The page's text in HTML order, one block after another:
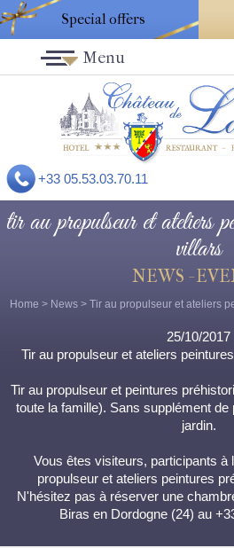
Special offers
+33 05.53.03.70.11
Menu
tir au propulseur et ateliers
villars
NEWS -
Home > News> Tir au propulseur et ateliers
25/10/2017
Tir au propulseur et ateliers
Tir au propulseur et peintures
toute la famille). Sans supplément
jardin.
Vous êtes visiteurs, participants à
propulseur et ateliers peintures
N'hésitez pas à réserver une
Biras en Dordogne (24) au